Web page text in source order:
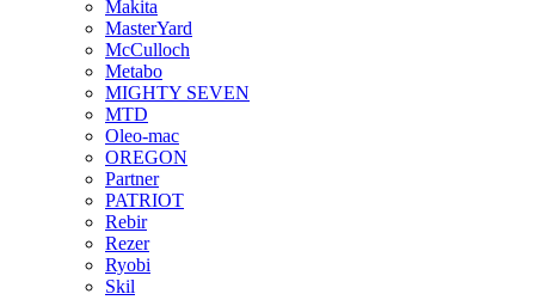
Makita
MasterYard
McCulloch
Metabo
MIGHTY SEVEN
MTD
Oleo-mac
OREGON
Partner
PATRIOT
Rebir
Rezer
Ryobi
Skil